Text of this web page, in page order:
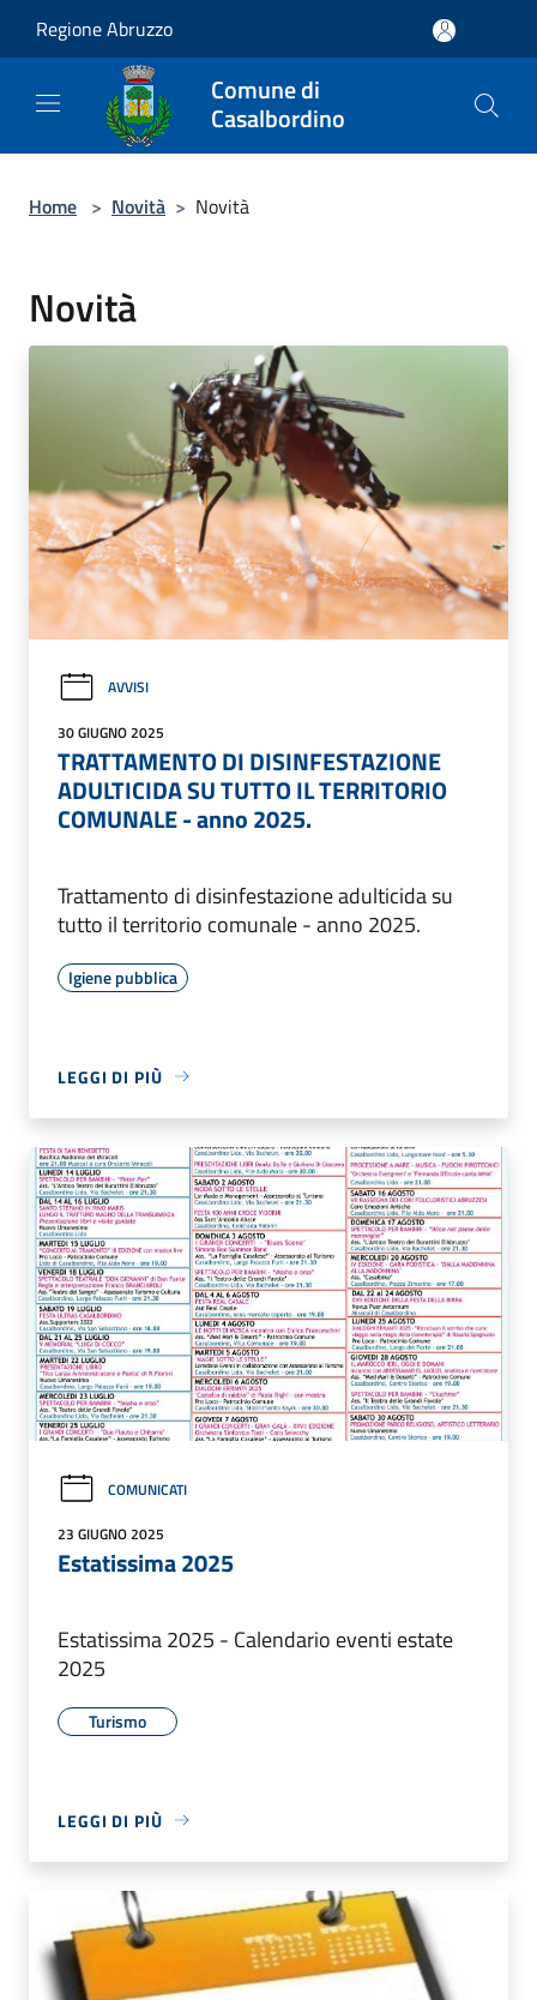
Regione Abruzzo
Comune di
Casalbordino
Home > Novità > Novità
Novità
AVVISI
30 GIUGNO 2025
TRATTAMENTO DI DISINFESTAZIONE
ADULTICIDA SU TUTTO IL TERRITORIO
COMUNALE - anno 2025.
Trattamento di disinfestazione adulticida su
tutto il territorio comunale - anno 2025.
Igiene pubblica
LEGGI DI PIÙ
COMUNICATI
23 GIUGNO 2025
Estatissima 2025
Estatissima 2025 - Calendario eventi estate
2025
Turismo
LEGGI DI PIÙ